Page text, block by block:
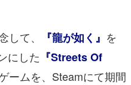
て、 『龍が如く』 を
にした 『Streets Of
ームを、Steamにて期間